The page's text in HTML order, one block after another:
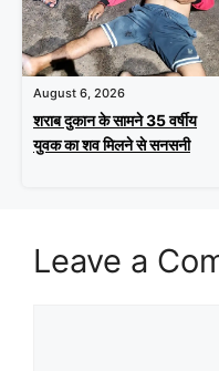
August 6, 2026
शराब दुकान के सामने 35 वर्षीय
युवक का शव मिलने से सनसनी
Leave a